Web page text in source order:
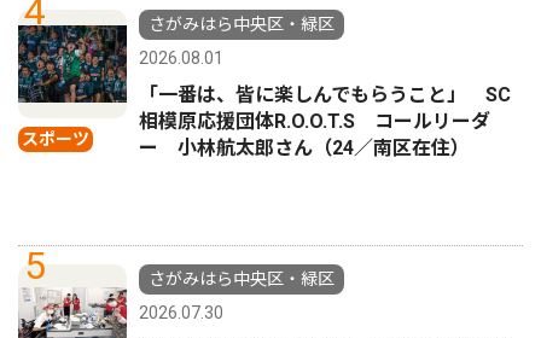
4
スポーツ
さがみはら中央区・緑区
2026.08.01
「一番は、皆に楽しんでもらうこと」 SC
相模原応援団体R.O.O.T.S コールリーダ
ー 小林航太郎さん（24／南区在住）
5
さがみはら中央区・緑区
2026.07.30